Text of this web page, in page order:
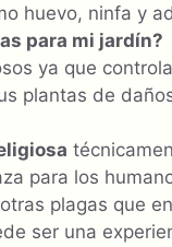
huevo, ninfa y
para mi jardín?
ya que
plantas de
para los
plagas que
ser una